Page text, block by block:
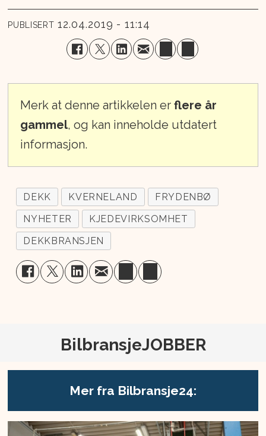
PUBLISERT 12.04.2019 - 11:14
Merk at denne artikkelen erflere år
gammel, og kan inneholde utdatert
informasjon.
DEKK KVERNELAND
FRYDENBØ
NYHETER
KJEDEVIRKSOMHET
DEKKBRANSJEN
BilbransjeJOBBER
Mer fra Bilbransje24: